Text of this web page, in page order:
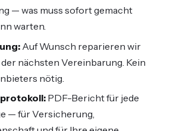
— was muss sofort gemacht
warten.
Auf Wunsch reparieren wir
nächsten Vereinbarung. Kein
nötig.
PDF-Bericht für jede
— für Versicherung,